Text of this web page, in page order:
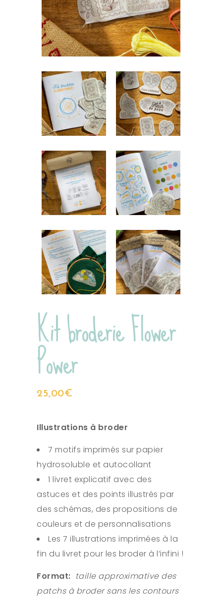
Kit broderie Flower
Power
25,00€
Illustrations à broder
7 motifs imprimés sur papier
hydrosoluble et autocollant
1 livret explicatif avec des
astuces et des points illustrés par
des schémas, des propositions de
couleurs et de personnalisations
Les 7 illustrations imprimées à la
fin du livret pour les broder à l’infini !
Format: taille approximative des
patchs à broder sans les contours